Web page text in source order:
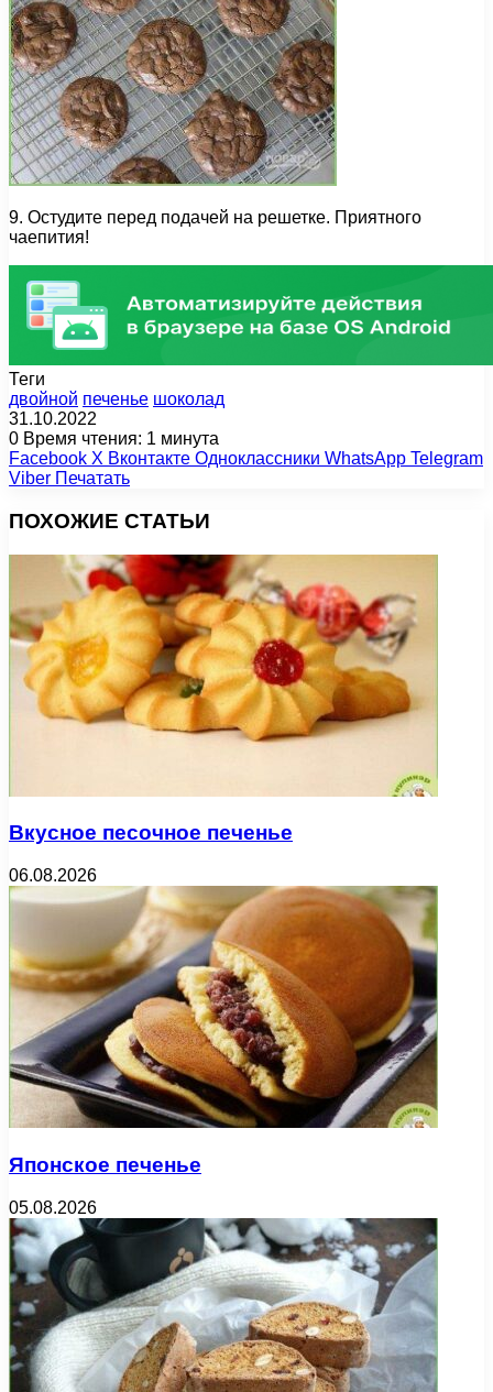
9. Остудите перед подачей на решетке. Приятного
чаепития!
Теги
двойной печенье шоколад
31.10.2022
0 Время чтения: 1 минута
Facebook X Вконтакте Одноклассники WhatsApp Telegram
Viber Печатать
ПОХОЖИЕ СТАТЬИ
Вкусное песочное печенье
06.08.2026
Японское печенье
05.08.2026